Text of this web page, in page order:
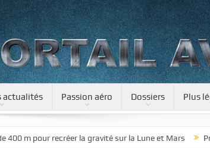
actualités Passion aéro Dossiers Plus
pour recréer la gravité sur la Lune et Mars